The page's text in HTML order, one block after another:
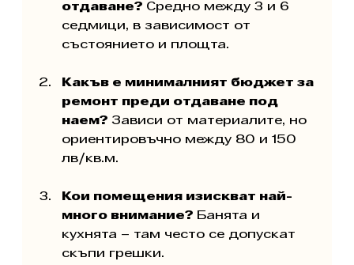
отдаване? Средно между 3 и 6
седмици, в зависимост от
състоянието и площта.
Какъв е минималният бюджет за
ремонт преди отдаване под
наем? Зависи от материалите, но
ориентировъчно между 80 и 150
лв/кв.м.
Кои помещения изискват най-
много внимание? Банята и
кухнята – там често се допускат
скъпи грешки.